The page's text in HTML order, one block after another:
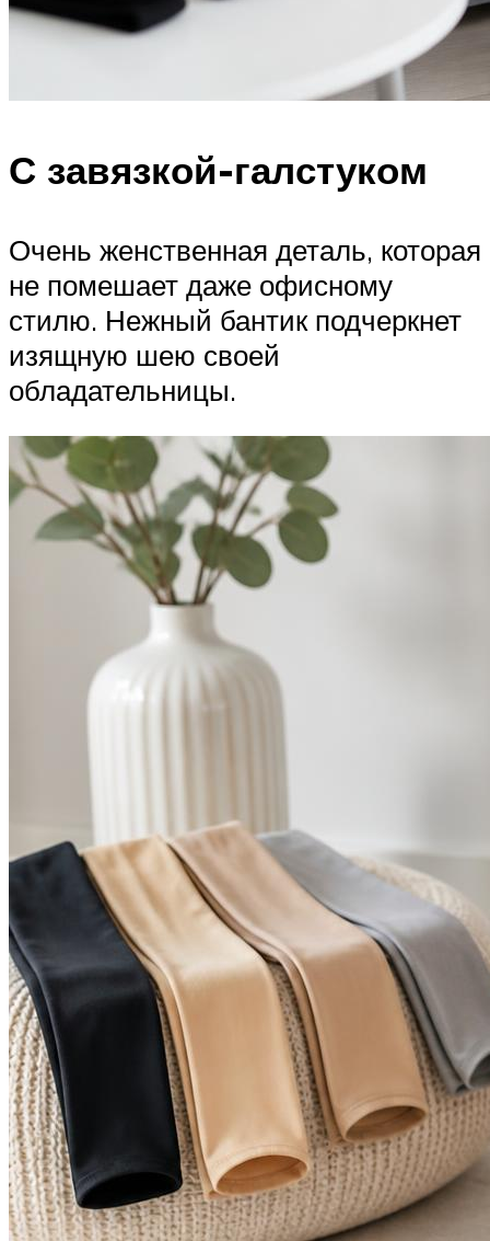
С завязкой-галстуком
Очень женственная деталь, которая
не помешает даже офисному
стилю. Нежный бантик подчеркнет
изящную шею своей
обладательницы.